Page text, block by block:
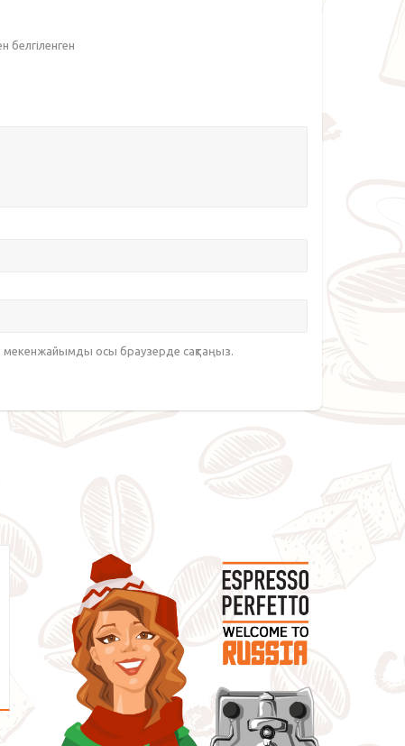
белгіленген
осы браузерде сақтаңыз.